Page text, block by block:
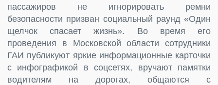
пассажиров не игнорировать ремни
безопасности призван социальный раунд «Один
щелчок спасает жизнь». Во время его
проведения в Московской области сотрудники
ГАИ публикуют яркие информационные карточки
с инфографикой в соцсетях, вручают памятки
водителям на дорогах, общаются с